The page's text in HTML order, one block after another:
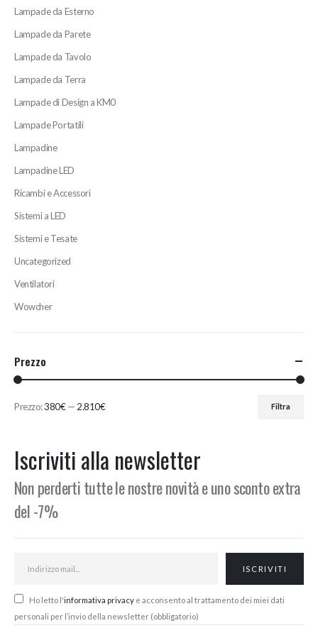
Lampade da Esterno
Lampade da Parete
Lampade da Tavolo
Lampade da Terra
Lampade di Design a KM0
Lampade Portatili
Lampadine
Lampadine LED
Ricambi e Accessori
Sistemi a LED
Sistemi e Tesate
Uncategorized
Ventilatori
Wowcher
Prezzo
Filtra
Prezzo:380€— 2.810€
Iscriviti alla newsletter
Non perderti tutte le nostre novità e uno sconto extra
del -7%
Ho letto l'informativa privacy e acconsento al trattamento dei miei dati
personali per l’invio della newsletter (obbligatorio)